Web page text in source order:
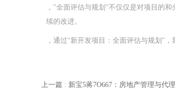
，"全面评估与规划"不仅仅是对项目的
续的改进。
，通过"新开发项目：全面评估与规划"
上一篇 : 新宝5蒋7O667：房地产管理与代